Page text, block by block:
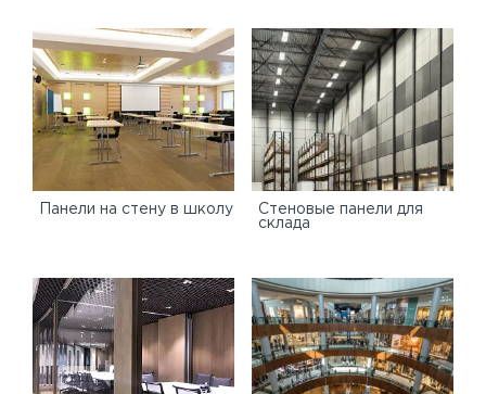
Панели на стену в школу
Стеновые панели для
склада